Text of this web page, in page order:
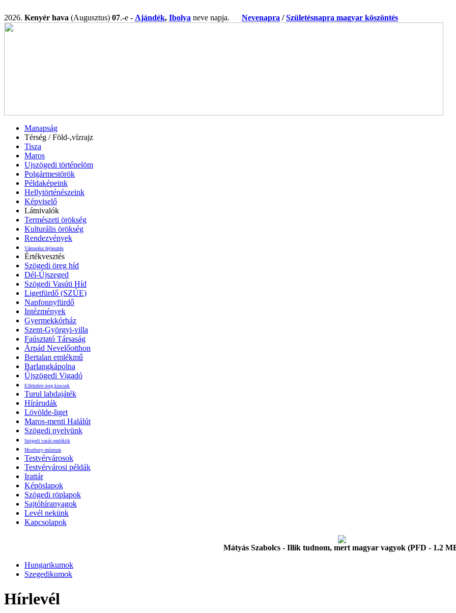
2026. Kenyér hava (Augusztus) 07.-e - Ajándék, Ibolya neve napja. Nevenapra /Születésnapra magyar köszöntés
Manapság
Térség / Föld-,vízrajz
Tisza
Maros
Ujszögedi történelöm
Polgármestörök
Példaképeink
Hellytörténészeink
Képviselő
Látnivalók
Természeti örökség
Kulturális örökség
Rendezvények
Városrész fejlesztés
Értékvesztés
Szögedi öreg híd
Dél-Újszeged
Szögedi Vasúti Híd
Ligetfürdő (SZÚE)
Napfonnyfürdő
Intézmények
Gyermekkórház
Szent-Györgyi-villa
Faúsztató Társaság
Árpád Nevelőotthon
Bertalan emlékmű
Barlangkápolna
Újszögedi Vigadó
Elfeledett öreg kincsek
Turul labdajáték
Hírárudák
Lövölde-liget
Maros-menti Halálút
Szögedi nyelvünk
Szögedi vasút-emlékök
Mozdony-múzeum
Testvérvárosok
Testvérvárosi példák
Irattár
Képöslapok
Szögedi röplapok
Sajtóhíranyagok
Levél nekünk
Kapcsolapok
Mátyás Szabolcs - Illik tudnom, mert magyar vagyok (PFD - 1.2
Hungarikumok
Szegedikumok
Hírlevél